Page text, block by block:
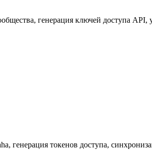
генерация ключей доступа API,
генерация токенов доступа,